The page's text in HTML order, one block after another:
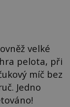
velké
pelota, při
míč bez
Jedno